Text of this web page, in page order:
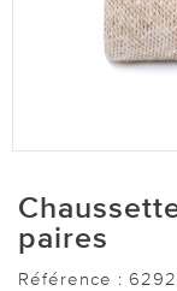
paires
Référence :